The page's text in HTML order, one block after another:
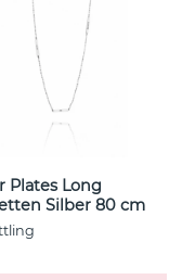
Plates Long
Silber 80 cm